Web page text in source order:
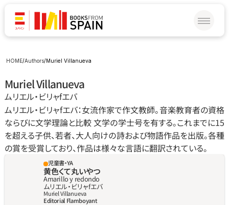
HOME/Authors/Muriel Villanueva
Muriel Villanueva
ムリエル‧ビリャfエバ
ムリエル‧ビリャfエバ：⼥流作家で作⽂教師。⾳楽教育者の資格
ならびに⽂学理論と⽐較 ⽂学の学⼠号を有する。これまでに15
を超える⼦供、若者、⼤⼈向けの詩および物語作品を出版。各種
の賞を受賞しており、作品は様々な⾔語に翻訳されている。
児童書・YA
黄色くて丸いやつ
Amarillo y redondo
ムリエル‧ビリャfエバ
Muriel Villanueva
Editorial Flamboyant